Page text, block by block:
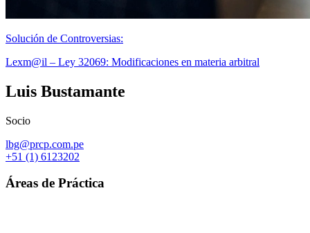
Solución de Controversias:
Lexm@il – Ley 32069: Modificaciones en materia arbitral
Luis Bustamante
Socio
lbg@prcp.com.pe
+51 (1) 6123202
Áreas de Práctica